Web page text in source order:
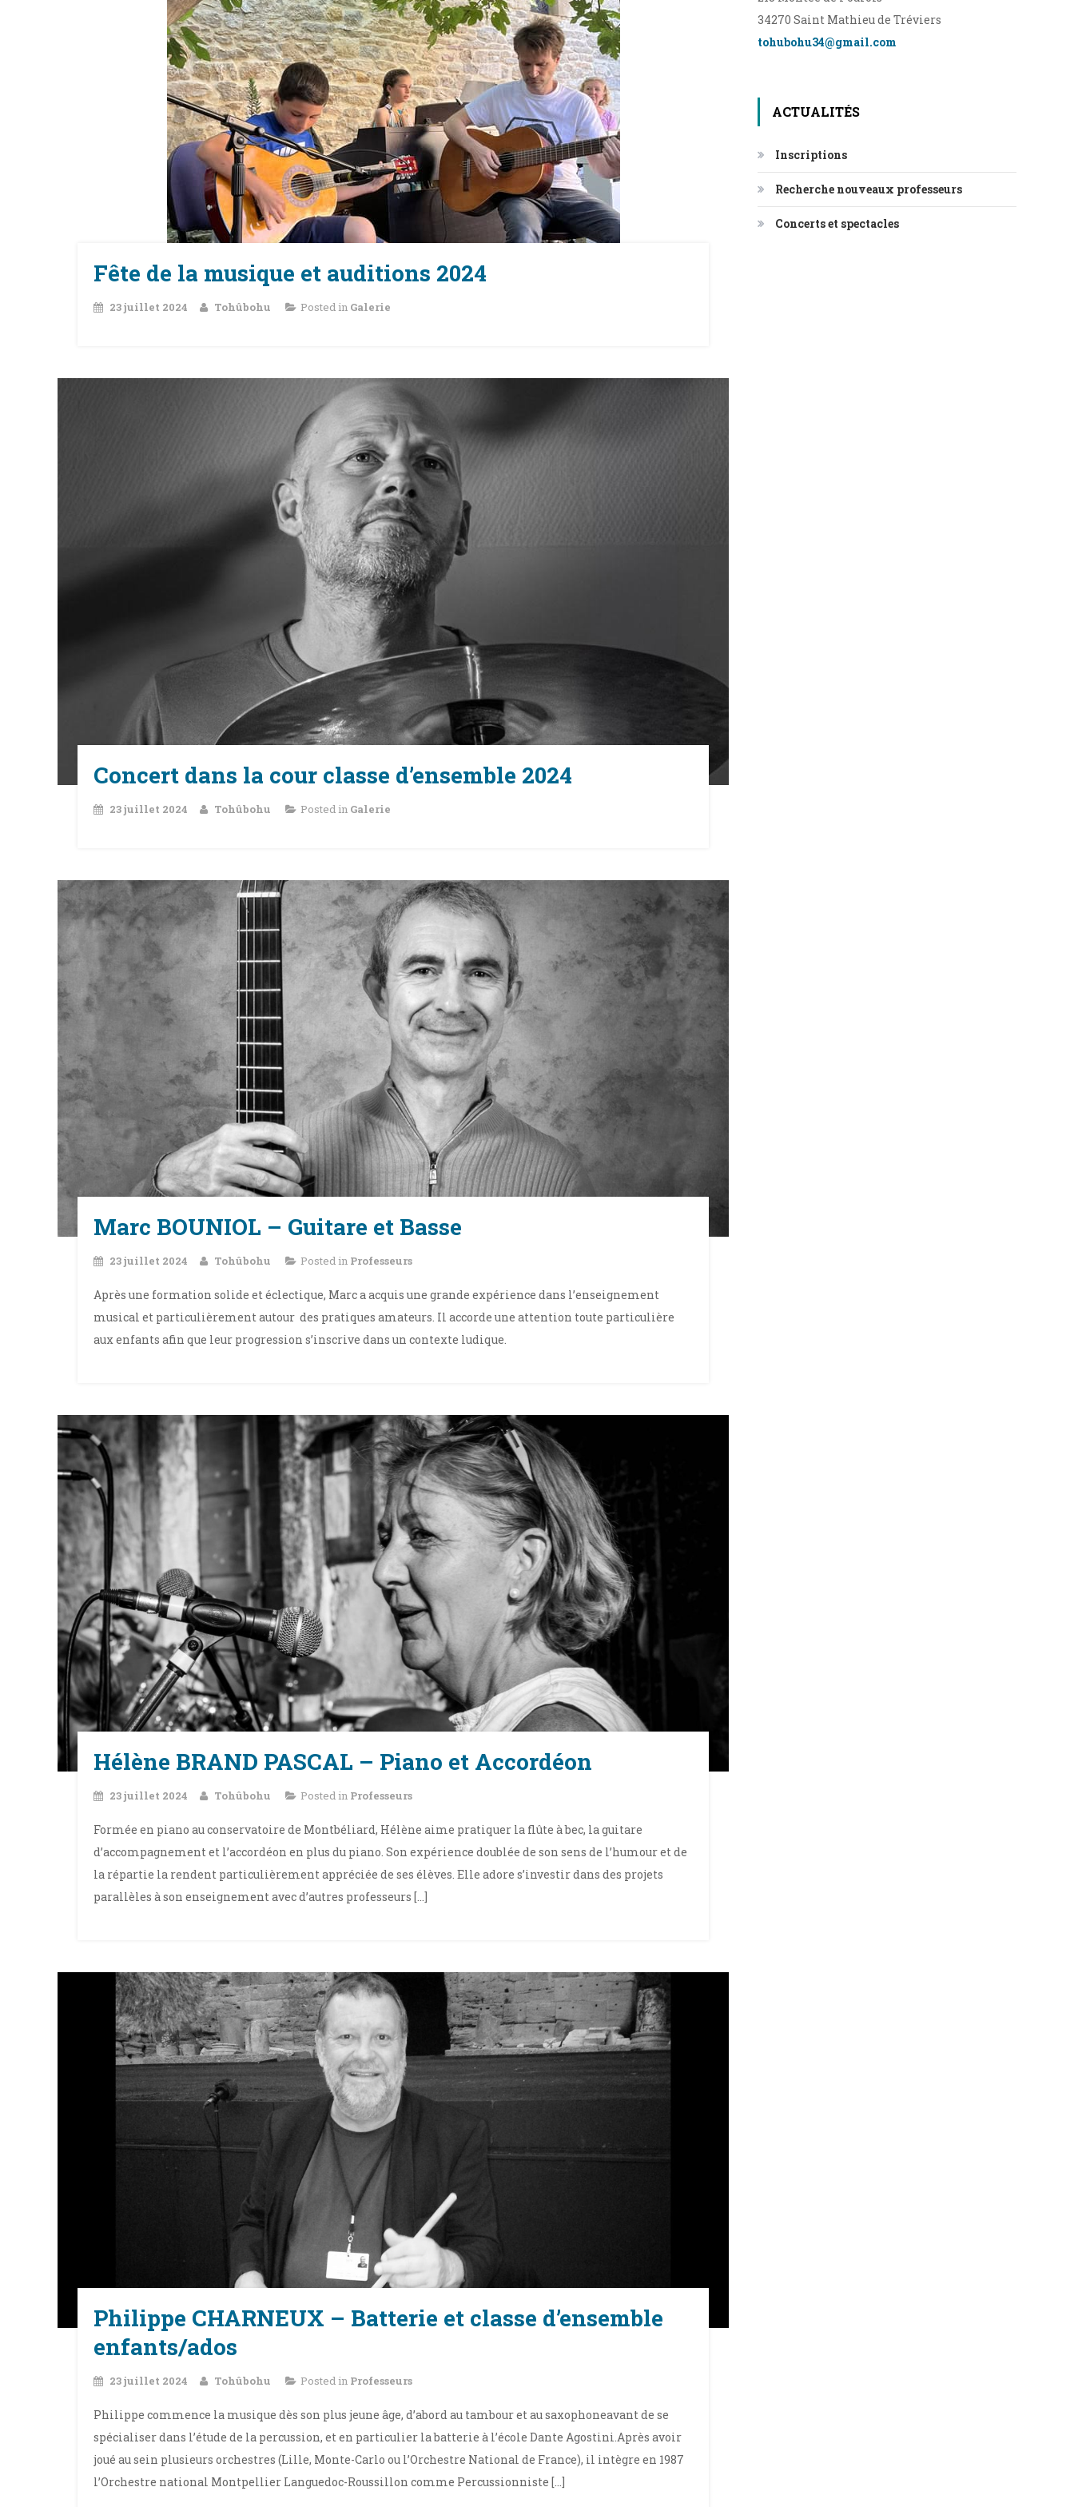
Fête de la musique et auditions 2024
23 juillet 2024 Tohûbohu Posted in Galerie
Concert dans la cour classe d’ensemble 2024
23 juillet 2024 Tohûbohu Posted in Galerie
Marc BOUNIOL – Guitare et Basse
23 juillet 2024 Tohûbohu Posted in Professeurs
Après une formation solide et éclectique, Marc a acquis une grande expérience dans l’enseignement
musical et particulièrement autour des pratiques amateurs. Il accorde une attention toute particulière
aux enfants afin que leur progression s’inscrive dans un contexte ludique.
Hélène BRAND PASCAL – Piano et Accordéon
23 juillet 2024 Tohûbohu Posted in Professeurs
Formée en piano au conservatoire de Montbéliard, Hélène aime pratiquer la flûte à bec, la guitare
d’accompagnement et l’accordéon en plus du piano. Son expérience doublée de son sens de l’humour et de
la répartie la rendent particulièrement appréciée de ses élèves. Elle adore s’investir dans des projets
parallèles à son enseignement avec d’autres professeurs […]
Philippe CHARNEUX – Batterie et classe d’ensemble
enfants/ados
23 juillet 2024 Tohûbohu Posted in Professeurs
Philippe commence la musique dès son plus jeune âge, d’abord au tambour et au saxophoneavant de se
spécialiser dans l’étude de la percussion, et en particulier la batterie à l’école Dante Agostini.Après avoir
joué au sein plusieurs orchestres (Lille, Monte-Carlo ou l’Orchestre National de France), il intègre en 1987
l’Orchestre national Montpellier Languedoc-Roussillon comme Percussionniste […]
34270 Saint Mathieu de Tréviers
tohubohu34@gmail.com
ACTUALITÉS
Inscriptions
Recherche nouveaux professeurs
Concerts et spectacles